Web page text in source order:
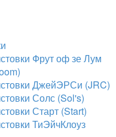
Фрут оф зе Лум
ДжейЭРСи (JRC)
Солс (Sol's)
Старт (Start)
ТиЭйчКлоуз